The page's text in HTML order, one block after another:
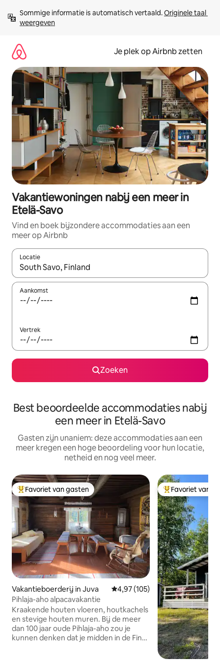
direct
naar
Sommige informatie is automatisch vertaald. Originele taal
weergeven
Je plek op Airbnb zetten
Vakantiewoningen nabij een meer in
Etelä-Savo
Vind en boek bijzondere accommodaties aan een
meer op Airbnb
Locatie
Wanneer er resultaten beschikbaar zijn, maak je een keuze
Aankomst
Vertrek
Zoeken
Best beoordeelde accommodaties nabij
een meer in Etelä-Savo
Gasten zijn unaniem: deze accommodaties aan een
meer kregen een hoge beoordeling voor hun locatie,
netheid en nog veel meer.
Topfavoriet van gasten
Favoriet van gasten
Vakantieboerderij in Juva Gemiddelde beoordeling van
4,97 (105)
Pihlaja-aho alpacavakantie
Kraakende houten vloeren, houtkachels
en stevige houten muren. Bij de meer
dan 100 jaar oude Pihlaja-aho zou je
kunnen denken dat je midden in de Finse
Topfavoriet van
Favoriet van